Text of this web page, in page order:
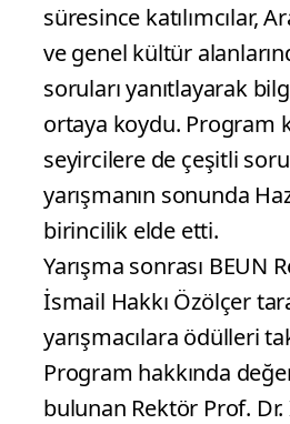
süresince katılımcılar,
ve genel kültür
soruları yanıtlayarak
ortaya koydu. Program
seyircilere de çeşitli
yarışmanın sonunda
birincilik elde etti.
Yarışma sonrası BEUN
İsmail Hakkı Özölçer
yarışmacılara ödülleri
Program hakkında
bulunan Rektör Prof. Dr.